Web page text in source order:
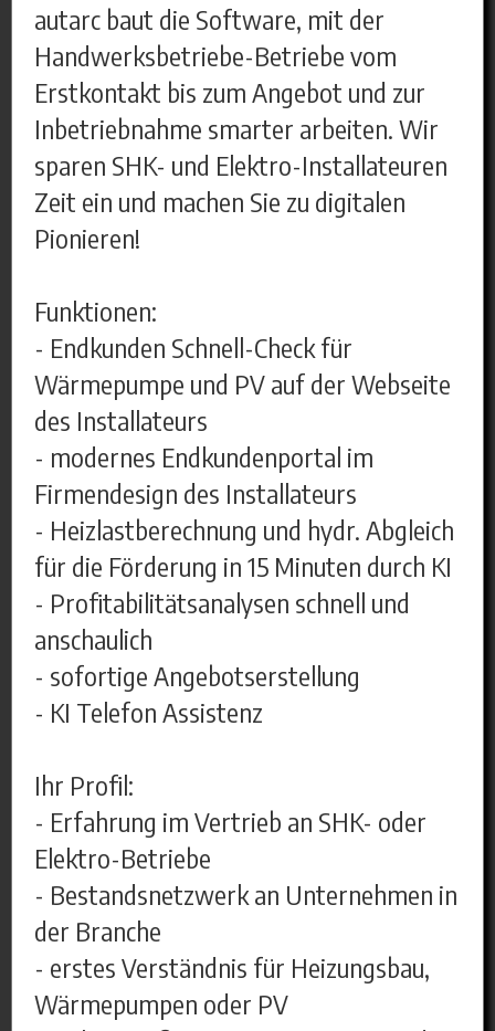
autarc baut die Software, mit der
Handwerksbetriebe-Betriebe vom
Erstkontakt bis zum Angebot und zur
Inbetriebnahme smarter arbeiten. Wir
sparen SHK- und Elektro-Installateuren
Zeit ein und machen Sie zu digitalen
Pionieren!
Funktionen:
- Endkunden Schnell-Check für
Wärmepumpe und PV auf der Webseite
des Installateurs
- modernes Endkundenportal im
Firmendesign des Installateurs
- Heizlastberechnung und hydr. Abgleich
für die Förderung in 15 Minuten durch KI
- Profitabilitätsanalysen schnell und
anschaulich
- sofortige Angebotserstellung
- KI Telefon Assistenz
Ihr Profil:
- Erfahrung im Vertrieb an SHK- oder
Elektro-Betriebe
- Bestandsnetzwerk an Unternehmen in
der Branche
- erstes Verständnis für Heizungsbau,
Wärmepumpen oder PV